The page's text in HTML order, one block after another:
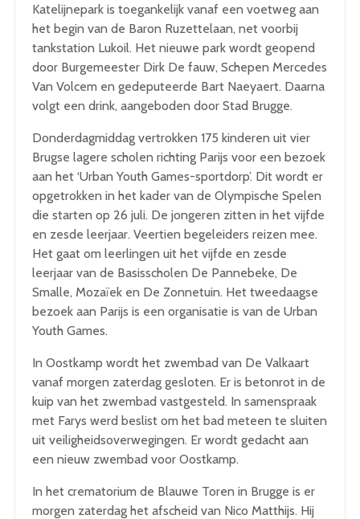
Katelijnepark is toegankelijk vanaf een voetweg aan
het begin van de Baron Ruzettelaan, net voorbij
tankstation Lukoil. Het nieuwe park wordt geopend
door Burgemeester Dirk De fauw, Schepen Mercedes
Van Volcem en gedeputeerde Bart Naeyaert. Daarna
volgt een drink, aangeboden door Stad Brugge.
Donderdagmiddag vertrokken 175 kinderen uit vier
Brugse lagere scholen richting Parijs voor een bezoek
aan het ‘Urban Youth Games-sportdorp’. Dit wordt er
opgetrokken in het kader van de Olympische Spelen
die starten op 26 juli. De jongeren zitten in het vijfde
en zesde leerjaar. Veertien begeleiders reizen mee.
Het gaat om leerlingen uit het vijfde en zesde
leerjaar van de Basisscholen De Pannebeke, De
Smalle, Mozaïek en De Zonnetuin. Het tweedaagse
bezoek aan Parijs is een organisatie is van de Urban
Youth Games.
In Oostkamp wordt het zwembad van De Valkaart
vanaf morgen zaterdag gesloten. Er is betonrot in de
kuip van het zwembad vastgesteld. In samenspraak
met Farys werd beslist om het bad meteen te sluiten
uit veiligheidsoverwegingen. Er wordt gedacht aan
een nieuw zwembad voor Oostkamp.
In het crematorium de Blauwe Toren in Brugge is er
morgen zaterdag het afscheid van Nico Matthijs. Hij